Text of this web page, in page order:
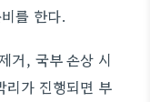
를 한다.
거, 국부 손상 시
리가 진행되면 부